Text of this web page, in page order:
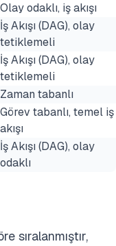
Olay odaklı, iş akışı
İş Akışı (DAG), olay
tetiklemeli
İş Akışı (DAG), olay
tetiklemeli
Zaman tabanlı
Görev tabanlı, temel iş
akışı
İş Akışı (DAG), olay
odaklı
sıralanmıştır,